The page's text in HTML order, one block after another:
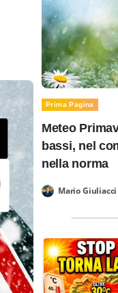
Prima Pagina
Meteo
bassi, nel
nella norma
Mario Giuliacci